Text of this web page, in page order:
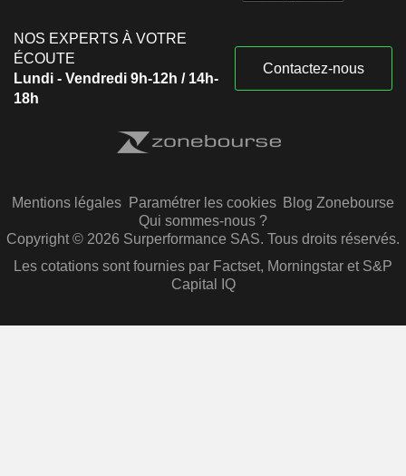
NOS EXPERTS À VOTRE
ÉCOUTE
Lundi - Vendredi 9h-12h / 14h-
18h
Contactez-nous
Mentions légales Paramétrer les cookies Blog Zonebourse
Qui sommes-nous ?
Copyright © 2026 Surperformance SAS. Tous droits réservés.
Les cotations sont fournies par Factset, Morningstar et S&P
Capital IQ